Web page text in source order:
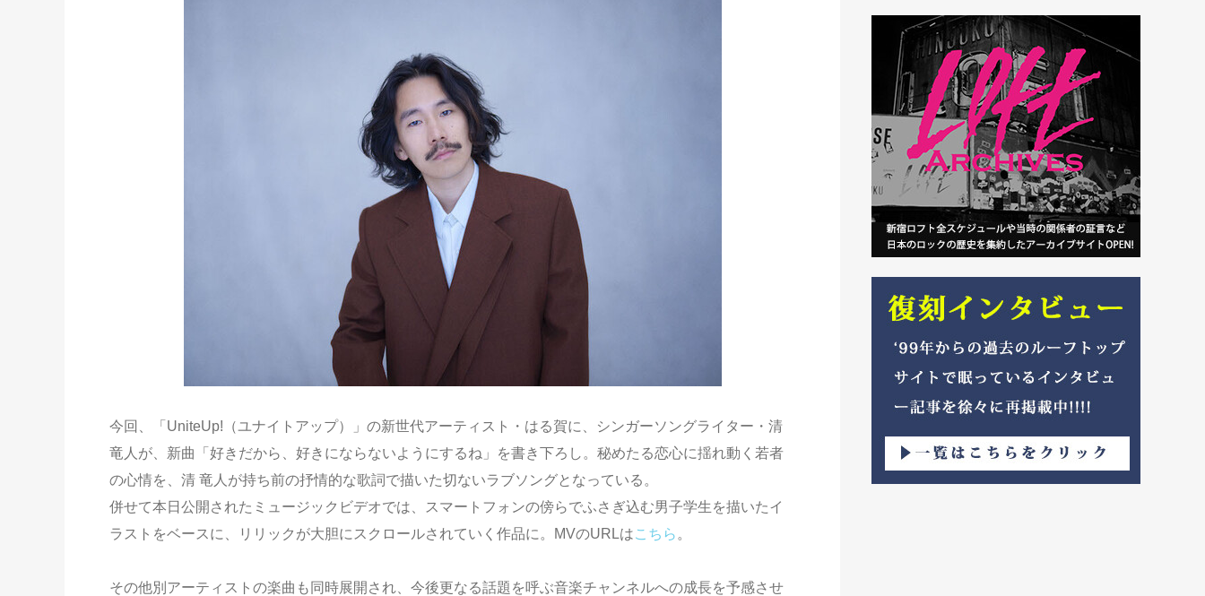
今回、「UniteUp!（ユナイトアップ）」の新世代アーティスト・はる賀に、シンガーソングライター・清
竜人が、新曲「好きだから、好きにならないようにするね」を書き下ろし。秘めたる恋心に揺れ動く若者
の心情を、清 竜人が持ち前の抒情的な歌詞で描いた切ないラブソングとなっている。
併せて本日公開されたミュージックビデオでは、スマートフォンの傍らでふさぎ込む男子学生を描いたイ
ラストをベースに、リリックが大胆にスクロールされていく作品に。MVのURLはこちら 。
その他別アーティストの楽曲も同時展開され、今後更なる話題を呼ぶ音楽チャンネルへの成長を予感させ